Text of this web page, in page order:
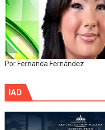
Por Fernanda Fernández
IAD